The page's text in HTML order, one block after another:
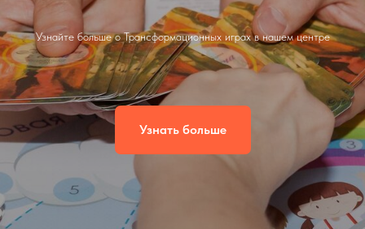
Узнайте больше о Трансформационных играх в нашем центре
Узнать больше